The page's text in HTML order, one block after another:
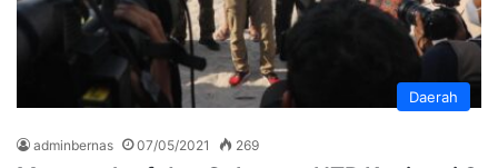
Daerah
adminbernas 07/05/2021 269